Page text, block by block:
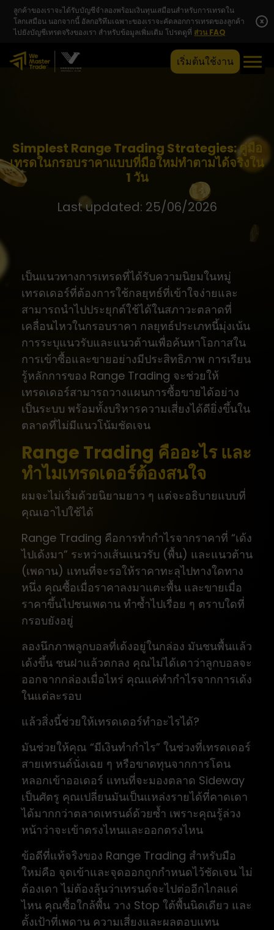
ลูกค้าของเราจะได้รับบัญชีจำลองพร้อมเงินทุนเสมือนสำหรับการเทรดใน
โลกเสมือน นอกจากนี้ อัลกอริทึมเฉพาะของเราจะคัดลอกการเทรดของลูกค้า
ไปยังบัญชีเทรดจริงของเรา สำหรับข้อมูลเพิ่มเติม โปรดดูที่ ส่วน FAQ
x
เริ่มต้นใช้งาน
Simplest Range Trading Strategies: คู่มือ
เทรดในกรอบราคาแบบที่มือใหม่ทำตามได้จริงใน
1 วัน
Last updated: 25/06/2026
เป็นแนวทางการเทรดที่ได้รับความนิยมในหมู่
เทรดเดอร์ที่ต้องการใช้กลยุทธ์ที่เข้าใจง่ายและ
สามารถนำไปประยุกต์ใช้ได้ในสภาวะตลาดที่
เคลื่อนไหวในกรอบราคา กลยุทธ์ประเภทนี้มุ่งเน้น
การระบุแนวรับและแนวต้านเพื่อค้นหาโอกาสใน
การเข้าซื้อและขายอย่างมีประสิทธิภาพ การเรียน
รู้หลักการของ Range Trading จะช่วยให้
เทรดเดอร์สามารถวางแผนการซื้อขายได้อย่าง
เป็นระบบ พร้อมทั้งบริหารความเสี่ยงได้ดียิ่งขึ้นใน
ตลาดที่ไม่มีแนวโน้มชัดเจน
Range Trading คืออะไร และ
ทำไมเทรดเดอร์ต้องสนใจ
ผมจะไม่เริ่มด้วยนิยามยาว ๆ แต่จะอธิบายแบบที่
คุณเอาไปใช้ได้
Range Trading คือการทำกำไรจากราคาที่ “เด้ง
ไปเด้งมา” ระหว่างเส้นแนวรับ (พื้น) และแนวต้าน
(เพดาน) แทนที่จะรอให้ราคาทะลุไปทางใดทาง
หนึ่ง คุณซื้อเมื่อราคาลงมาแตะพื้น และขายเมื่อ
ราคาขึ้นไปชนเพดาน ทำซ้ำไปเรื่อย ๆ ตราบใดที่
กรอบยังอยู่
ลองนึกภาพลูกบอลที่เด้งอยู่ในกล่อง มันชนพื้นแล้ว
เด้งขึ้น ชนฝาแล้วตกลง คุณไม่ได้เดาว่าลูกบอลจะ
ออกจากกล่องเมื่อไหร่ คุณแค่ทำกำไรจากการเด้ง
ในแต่ละรอบ
แล้วสิ่งนี้ช่วยให้เทรดเดอร์ทำอะไรได้?
มันช่วยให้คุณ “มีเงินทำกำไร” ในช่วงที่เทรดเดอร์
สายเทรนด์นั่งเฉย ๆ หรือขาดทุนจากการโดน
หลอกเข้าออเดอร์ แทนที่จะมองตลาด Sideway
เป็นศัตรู คุณเปลี่ยนมันเป็นแหล่งรายได้ที่คาดเดา
ได้มากกว่าตลาดเทรนด์ด้วยซ้ำ เพราะคุณรู้ล่วง
หน้าว่าจะเข้าตรงไหนและออกตรงไหน
ข้อดีที่แท้จริงของ Range Trading สำหรับมือ
ใหม่คือ จุดเข้าและจุดออกถูกกำหนดไว้ชัดเจน ไม่
ต้องเดา ไม่ต้องลุ้นว่าเทรนด์จะไปต่ออีกไกลแค่
ไหน คุณซื้อใกล้พื้น วาง Stop ใต้พื้นนิดเดียว และ
ตั้งเป้าที่เพดาน ความเสี่ยงและผลตอบแทน